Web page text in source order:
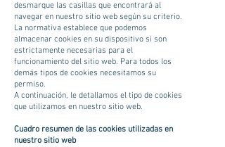
desmarque las casillas que encontrará al
navegar en nuestro sitio web según su criterio.
La normativa establece que podemos
almacenar cookies en su dispositivo si son
estrictamente necesarias para el
funcionamiento del sitio web. Para todos los
demás tipos de cookies necesitamos su
permiso.
A continuación, le detallamos el tipo de cookies
que utilizamos en nuestro sitio web.
Cuadro resumen de las cookies utilizadas en
nuestro sitio web